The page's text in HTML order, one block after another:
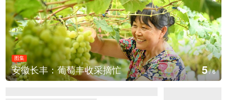
图集
安徽长丰：葡萄丰收采摘忙 5/6